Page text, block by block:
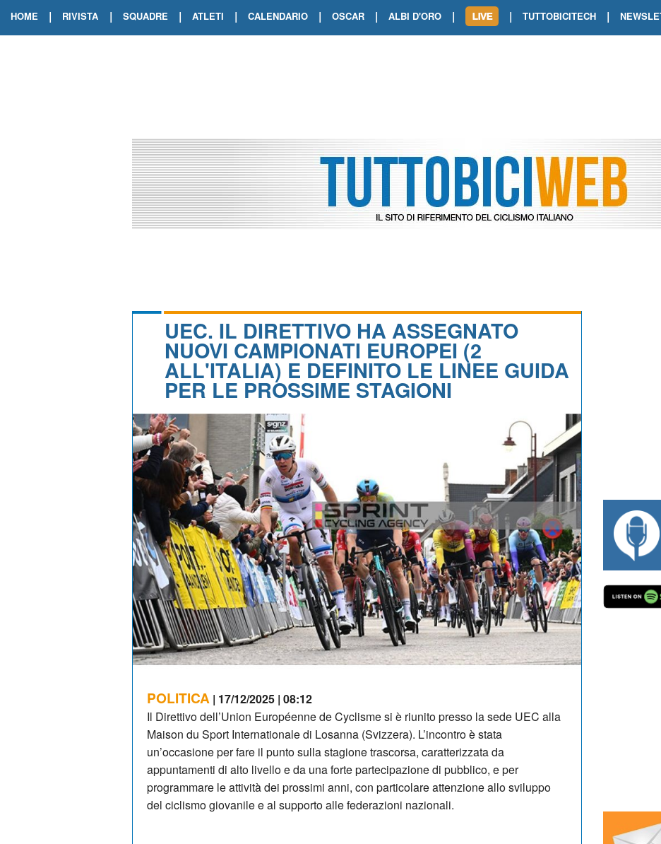
HOME | RIVISTA | SQUADRE | ATLETI | CALENDARIO | OSCAR | ALBI D'ORO |
TOUR DE FRANCE. ORCIERES-MERLETTE
TOUR DE FRANCE. A VOIRON TRIONFO DI
| TUTTOBICITECH |
UEC. IL DIRETTIVO HA ASSEGNATO
NUOVI CAMPIONATI EUROPEI (2
ALL'ITALIA) E DEFINITO LE LINEE GUIDA
PER LE PROSSIME STAGIONI
POLITICA | 17/12/2025 | 08:12
Il Direttivo dell’Union Européenne de Cyclisme si è riunito presso la sede UEC alla
Maison du Sport Internationale di Losanna (Svizzera). L’incontro è stata
un’occasione per fare il punto sulla stagione trascorsa, caratterizzata da
appuntamenti di alto livello e da una forte partecipazione di pubblico, e per
programmare le attività dei prossimi anni, con particolare attenzione allo sviluppo
del ciclismo giovanile e al supporto alle federazioni nazionali.
#334 CHARLY WEGELIUS, MAURO GIANETTI,